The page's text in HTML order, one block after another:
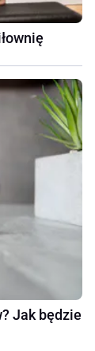
Jak będzie